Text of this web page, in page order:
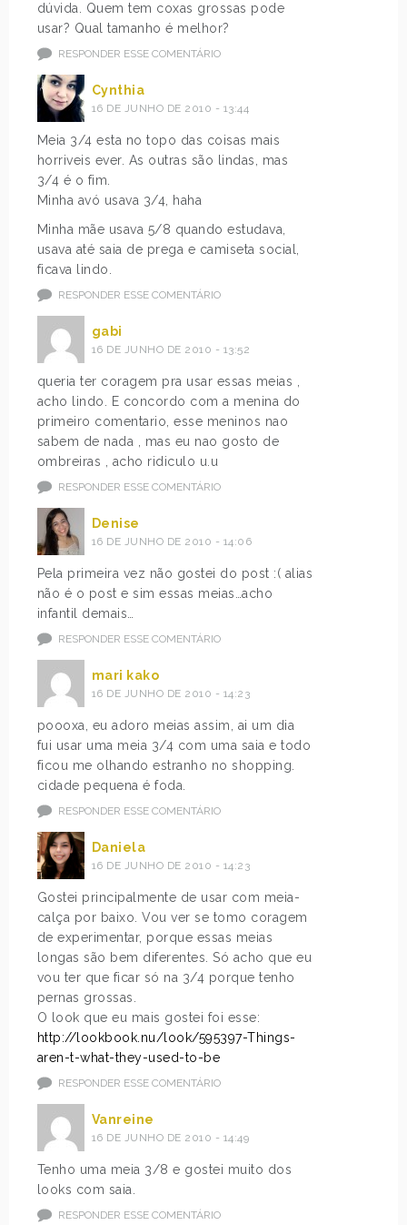
dúvida. Quem tem coxas grossas pode
usar? Qual tamanho é melhor?
RESPONDER ESSE COMENTÁRIO
Cynthia
16 DE JUNHO DE 2010 - 13:44
Meia 3/4 esta no topo das coisas mais
horriveis ever. As outras são lindas, mas
3/4 é o fim.
Minha avó usava 3/4, haha
Minha mãe usava 5/8 quando estudava,
usava até saia de prega e camiseta social,
ficava lindo.
RESPONDER ESSE COMENTÁRIO
gabi
16 DE JUNHO DE 2010 - 13:52
queria ter coragem pra usar essas meias ,
acho lindo. E concordo com a menina do
primeiro comentario, esse meninos nao
sabem de nada , mas eu nao gosto de
ombreiras , acho ridiculo u.u
RESPONDER ESSE COMENTÁRIO
Denise
16 DE JUNHO DE 2010 - 14:06
Pela primeira vez não gostei do post :( alias
não é o post e sim essas meias…acho
infantil demais…
RESPONDER ESSE COMENTÁRIO
mari kako
16 DE JUNHO DE 2010 - 14:23
poooxa, eu adoro meias assim, ai um dia
fui usar uma meia 3/4 com uma saia e todo
ficou me olhando estranho no shopping.
cidade pequena é foda.
RESPONDER ESSE COMENTÁRIO
Daniela
16 DE JUNHO DE 2010 - 14:23
Gostei principalmente de usar com meia-
calça por baixo. Vou ver se tomo coragem
de experimentar, porque essas meias
longas são bem diferentes. Só acho que eu
vou ter que ficar só na 3/4 porque tenho
pernas grossas.
O look que eu mais gostei foi esse:
http://lookbook.nu/look/595397-Things-
aren-t-what-they-used-to-be
RESPONDER ESSE COMENTÁRIO
Vanreine
16 DE JUNHO DE 2010 - 14:49
Tenho uma meia 3/8 e gostei muito dos
looks com saia.
RESPONDER ESSE COMENTÁRIO